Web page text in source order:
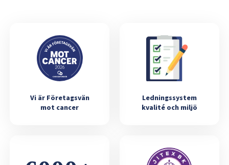
Vi är Företagsvän
mot cancer
Ledningssystem
kvalité och miljö